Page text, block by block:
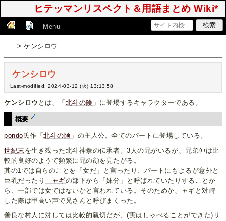
ヒテッマンリスペクト＆用語まとめ Wiki*
Menu
> ケンシロウ
ケンシロウ
Last-modified: 2024-03-12 (火) 13:13:58
ケンシロウ とは、「北斗の険 」に登場するキャラクターである。
概要
pondo氏作「北斗の険 」の主人公。全てのパートに登場している。
世紀末を生き残った北斗神拳の伝承者。3人の兄がいるが、兄弟仲は比
較的良好のようで頻繁に兄の顔を見たがる。
其の1では自らのことを「女だ」と言ったり、パートにもよるが意外と
巨乳だったり
ャギの部下から「妹分」と呼ばれていたりすることか
ら、一部では女ではないかと言われている。そのためか、ャギと対峙
した際は甲高い声で兄さんと呼びまくった。
善良な村人に対しては比較的親切だが、(実はしゃべることができた)リ